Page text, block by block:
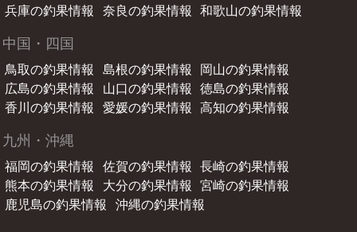
兵庫の釣果情報
奈良の釣果情報 和歌山の釣果情報
中国・四国
鳥取の釣果情報 島根の釣果情報
岡山の釣果情報
広島の釣果情報
山口の釣果情報
徳島の釣果情報
香川の釣果情報
愛媛の釣果情報 高知の釣果情報
九州・沖縄
福岡の釣果情報 佐賀の釣果情報
長崎の釣果情報
熊本の釣果情報
大分の釣果情報
宮崎の釣果情報
鹿児島の釣果情報
沖縄の釣果情報